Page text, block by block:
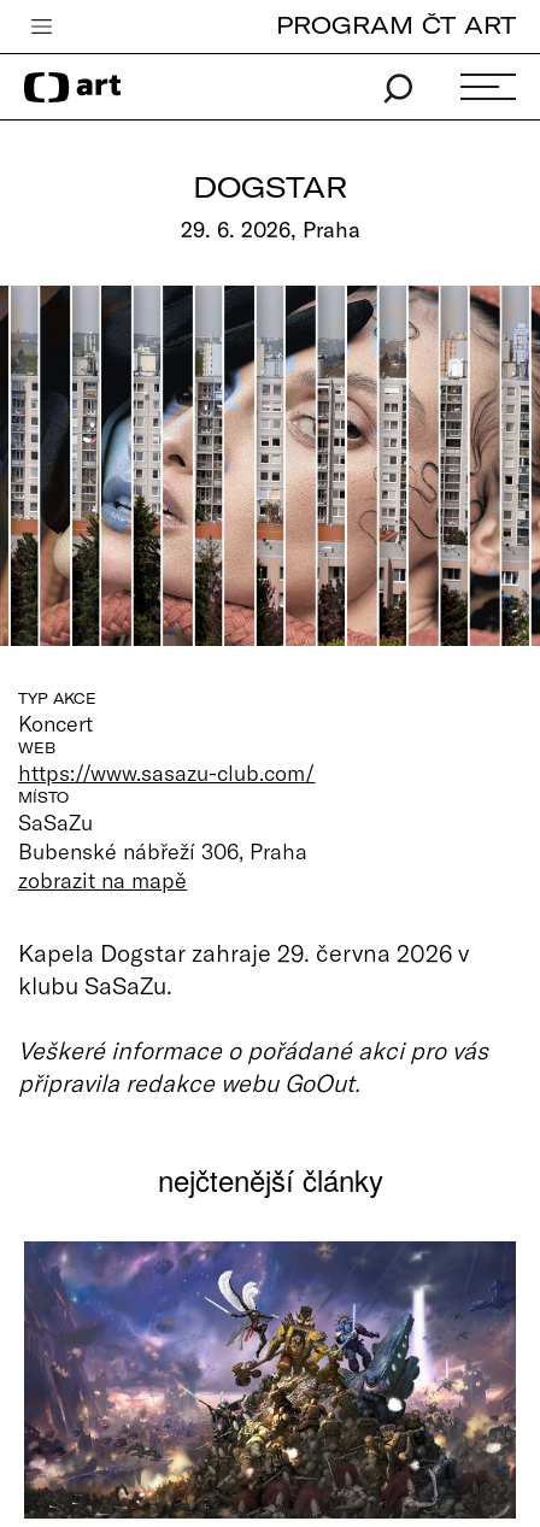
Česká televize
Zpravodajství
Pro děti
edu
Vše o ČT
PROGRAM ČT ART
DOGSTAR
29. 6. 2026, Praha
TYP AKCE
Koncert
WEB
https://www.sasazu-club.com/
MÍSTO
SaSaZu
Bubenské nábřeží 306, Praha
zobrazit na mapě
Kapela Dogstar zahraje 29. června 2026 v
klubu SaSaZu.
Veškeré informace o pořádané akci pro vás
připravila redakce webu GoOut.
nejčtenější články